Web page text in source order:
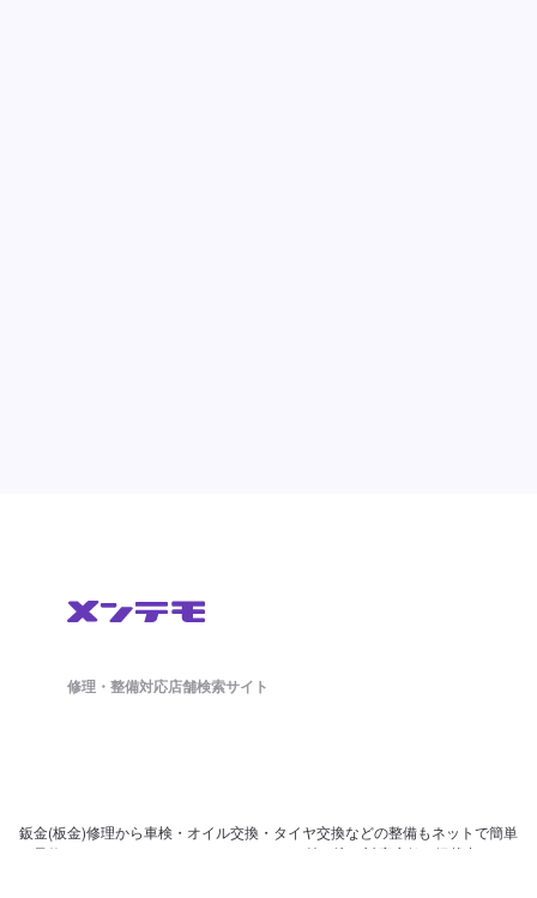
修理・整備対応店舗検索サイト
鈑金(板金)修理から車検・オイル交換・タイヤ交換などの整備もネットで簡単
に予約ができます。ドラレコやETCのパーツ持ち込み対応店舗も掲載中。